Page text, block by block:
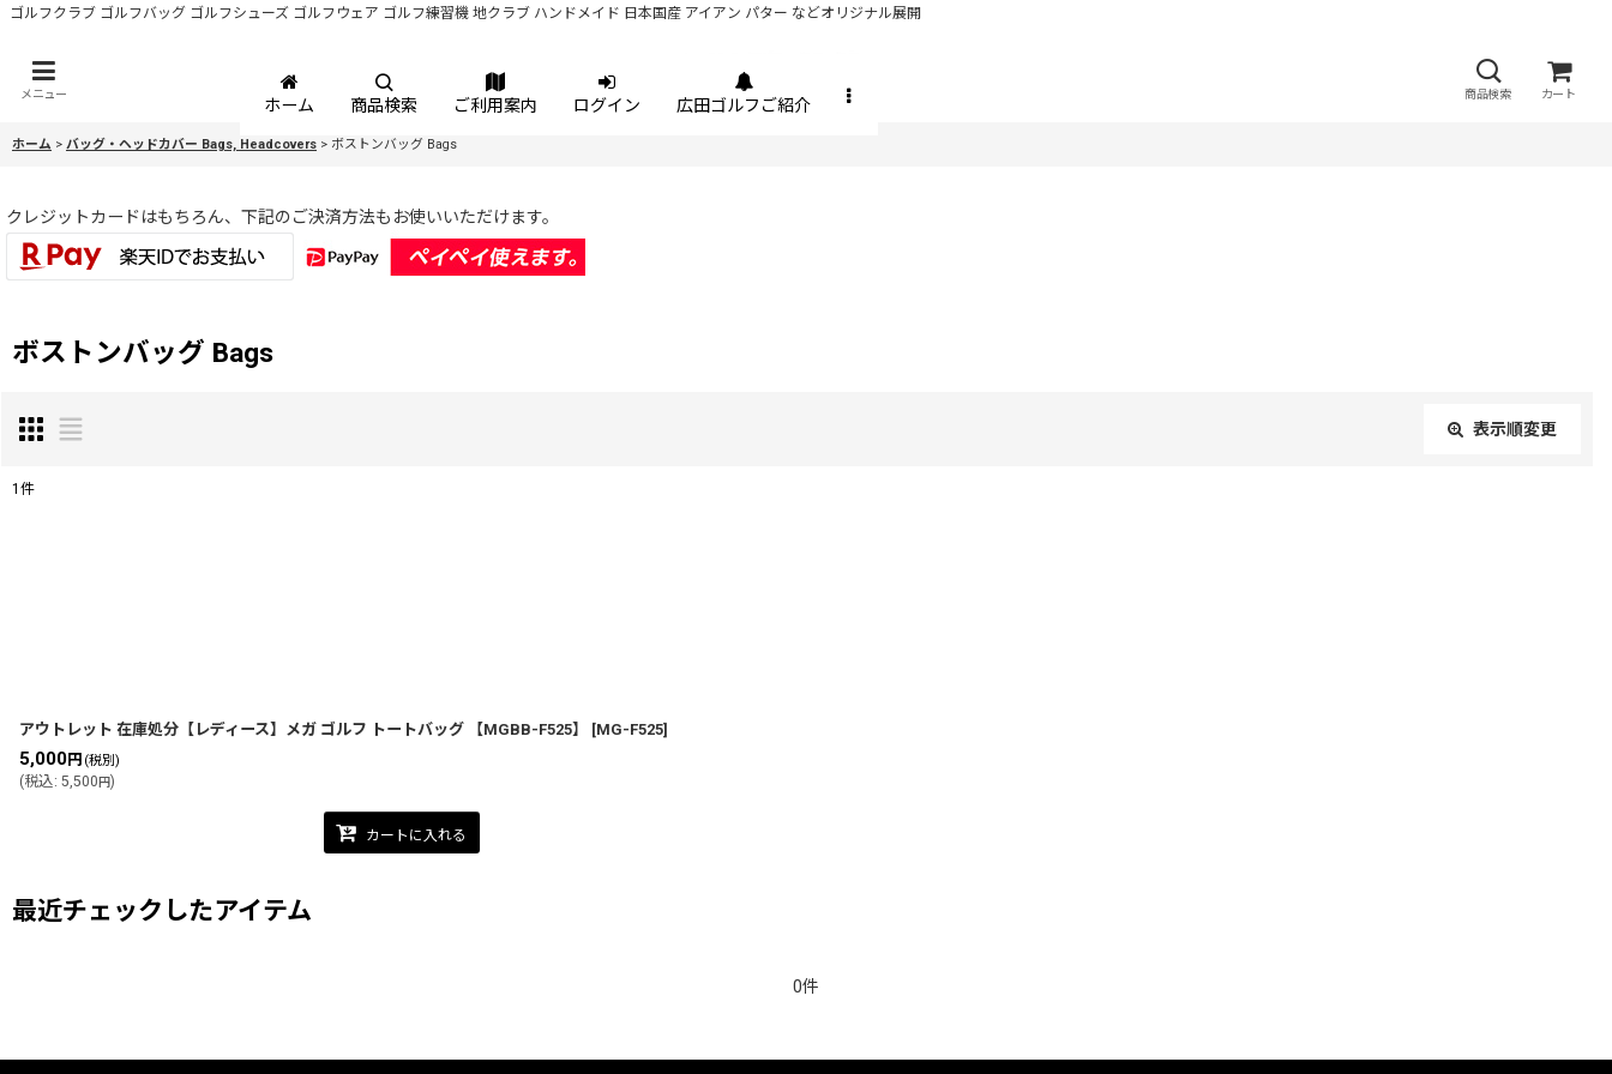
ゴルフクラブ ゴルフバッグ ゴルフシューズ ゴルフウェア ゴルフ練習機 地クラブ ハンドメイド 日本国産 アイアン パター などオリジナル展開
メニュー 商品検索 カート
ホーム 商品検索 ご利用案内 ログイン 広田ゴルフご紹介
ホーム > バッグ・ヘッドカバー Bags, Headcovers > ボストンバッグ Bags
クレジットカードはもちろん、下記のご決済方法もお使いいただけます。
ボストンバッグ Bags
表示順変更
1 件
アウトレット 在庫処分【レディース】メガ ゴルフ トートバッグ 【MGBB-F525】 [MG-F525]
5,000円 (税別)
(税込: 5,500円)
カートに入れる
最近チェックしたアイテム
0件